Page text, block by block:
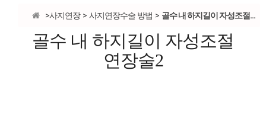
사지연장 사지연장수술 방법 골수 내 하지길이 자성조절...
골수 내 하지길이 자성조절
연장술2